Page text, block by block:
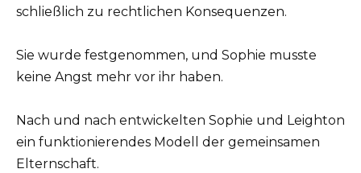
schließlich zu rechtlichen Konsequenzen.
Sie wurde festgenommen, und Sophie musste
keine Angst mehr vor ihr haben.
Nach und nach entwickelten Sophie und Leighton
ein funktionierendes Modell der gemeinsamen
Elternschaft.